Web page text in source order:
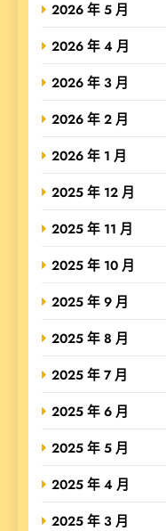
2026 年 5 月
2026 年 4 月
2026 年 3 月
2026 年 2 月
2026 年 1 月
2025 年 12 月
2025 年 11 月
2025 年 10 月
2025 年 9 月
2025 年 8 月
2025 年 7 月
2025 年 6 月
2025 年 5 月
2025 年 4 月
2025 年 3 月